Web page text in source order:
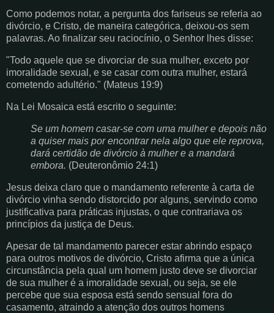
Como podemos notar, a pergunta dos fariseus se referia ao
divórcio, e Cristo, de maneira categórica, deixou-os sem
palavras. Ao finalizar seu raciocínio, o Senhor lhes disse:
"Todo aquele que se divorciar de sua mulher, exceto por
imoralidade sexual, e se casar com outra mulher, estará
cometendo adultério." (Mateus 19:9)
Na Lei Mosaica está escrito o seguinte:
Se um homem casar-se com uma mulher e depois não
a quiser mais por encontrar nela algo que ele reprova,
dará certidão de divórcio à mulher e a mandará
embora. (Deuteronômio 24:1)
Jesus deixa claro que o mandamento referente à carta de
divórcio vinha sendo distorcido por alguns, servindo como
justificativa para práticas injustas, o que contrariava os
princípios da justiça de Deus.
Apesar de tal mandamento parecer estar abrindo espaço
para outros motivos de divórcio, Cristo afirma que a única
circunstância pela qual um homem justo deve se divorciar
de sua mulher é a imoralidade sexual, ou seja, se ele
percebe que sua esposa está sendo sensual fora do
casamento, atraindo a atenção dos outros homens